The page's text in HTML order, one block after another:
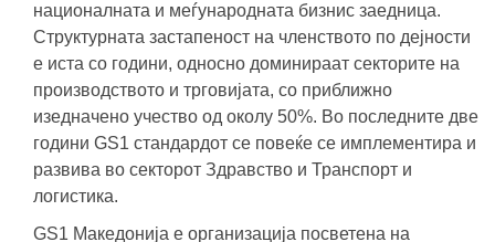
националната и меѓународната бизнис заедница.
Структурната застапеност на членството по дејности
е иста со години, односно доминираат секторите на
производството и трговијата, со приближно
изедначено учество од околу 50%. Во последните две
години GS1 стандардот се повеќе се имплементира и
развива во секторот Здравство и Транспорт и
логистика.
GS1 Македонија е организација посветена на